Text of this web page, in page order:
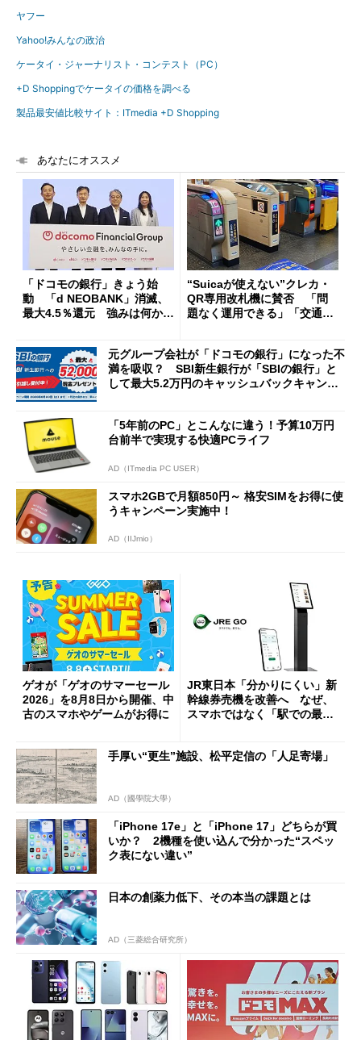
ヤフー
Yahoo!みんなの政治
ケータイ・ジャーナリスト・コンテスト（PC）
+D Shoppingでケータイの価格を調べる
製品最安値比較サイト：ITmedia +D Shopping
あなたにオススメ
「ドコモの銀行」きょう始
動 「d NEOBANK」消滅、
最大4.5％還元 強みは何か解
“Suicaが使えない”クレカ・
QR専用改札機に賛否 「問
題なく運用できる」「交通系I
元グループ会社が「ドコモの銀行」になった不
満を吸収？ SBI新生銀行が「SBIの銀行」と
して最大5.2万円のキャッシュバックキャンペ
「5年前のPC」とこんなに違う！予算10万円
台前半で実現する快適PCライフ
AD（ITmedia PC USER）
スマホ2GBで月額850円～ 格安SIMをお得に使
うキャンペーン実施中！
AD（IIJmio）
ゲオが「ゲオのサマーセール
2026」を8月8日から開催、中
古のスマホやゲームがお得に
JR東日本「分かりにくい」新
幹線券売機を改善へ なぜ、
スマホではなく「駅での最短
手厚い“更生”施設、松平定信の「人足寄場」
AD（國學院大學）
「iPhone 17e」と「iPhone 17」どちらが買
いか？ 2機種を使い込んで分かった“スペッ
ク表にない違い”
日本の創薬力低下、その本当の課題とは
AD（三菱総合研究所）